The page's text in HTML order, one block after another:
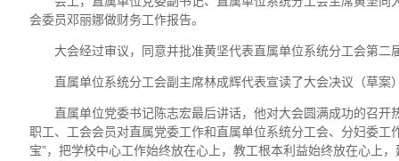
会委员邓丽娜做财务工作报告。
大会经过审议，同意并批准黄坚代表直属单位系统分工会第
直属单位系统分工会副主席林成辉代表宣读了大会决议（草案
直属单位党委书记陈志宏最后讲话，他对大会圆满成功的召
职工、工会会员对直属党委工作和直属单位系统分工会、分妇委
宝”，把学校中心工作始终放在心上，教工根本利益始终放在心上